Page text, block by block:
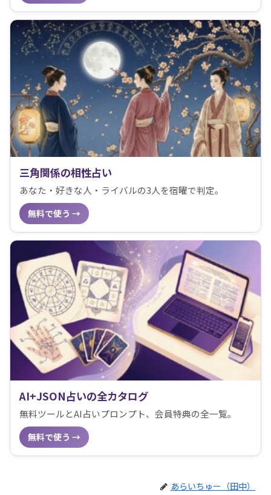
三角関係の相性占い
あなた・好きな人・ライバルの3人を宿曜で判定。
無料で使う →
AI+JSON占いの全カタログ
無料ツールとAI占いプロンプト、会員特典の全一覧。
無料で使う →
あらいちゅー（田中）